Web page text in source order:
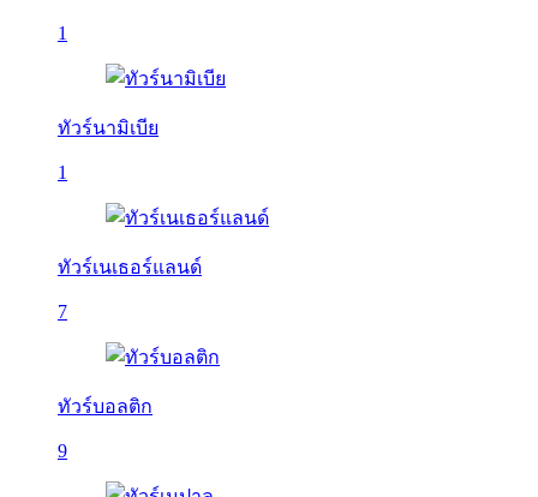
1
ทัวร์นามิเบีย
1
ทัวร์เนเธอร์แลนด์
7
ทัวร์บอลติก
9